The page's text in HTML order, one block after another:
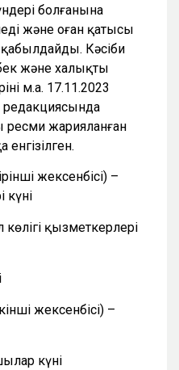
болғанына
және оған қатысы
Кәсіби
және халықты
м.а. 17.11.2023
жарияланған
енгізілген.
жексенбісі) –
күні
қызметкерлері
жексенбісі) –
күні